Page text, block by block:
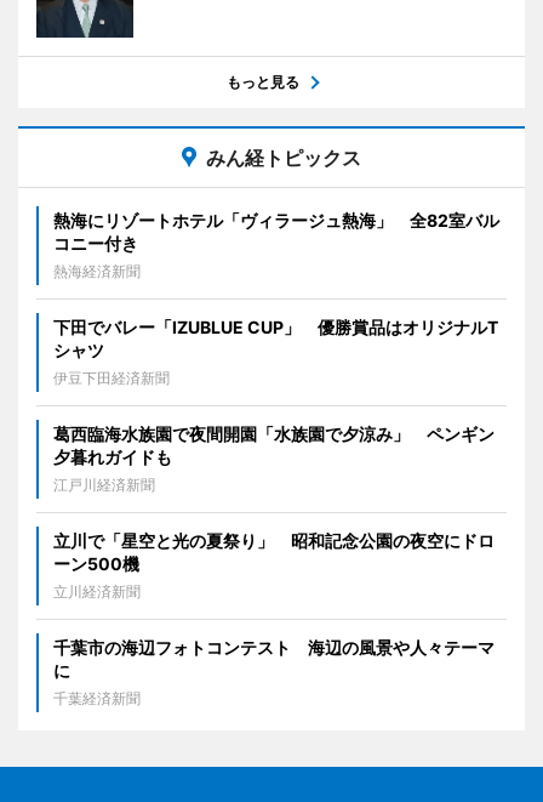
もっと見る
みん経トピックス
熱海にリゾートホテル「ヴィラージュ熱海」 全82室バル
コニー付き
熱海経済新聞
下田でバレー「IZUBLUE CUP」 優勝賞品はオリジナルT
シャツ
伊豆下田経済新聞
葛西臨海水族園で夜間開園「水族園で夕涼み」 ペンギン
夕暮れガイドも
江戸川経済新聞
立川で「星空と光の夏祭り」 昭和記念公園の夜空にドロ
ーン500機
立川経済新聞
千葉市の海辺フォトコンテスト 海辺の風景や人々テーマ
に
千葉経済新聞